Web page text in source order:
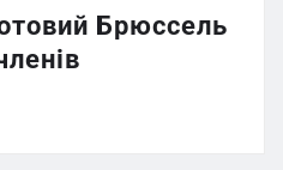
Брюссель